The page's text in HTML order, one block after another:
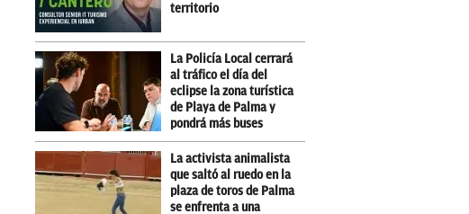
territorio
La Policía Local cerrará
al tráfico el día del
eclipse la zona turística
de Playa de Palma y
pondrá más buses
La activista animalista
que saltó al ruedo en la
plaza de toros de Palma
se enfrenta a una